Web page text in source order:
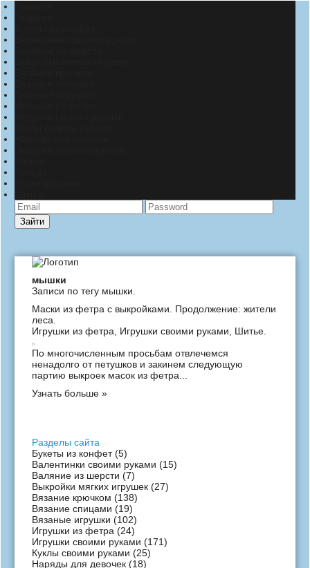
Зайти
мышки
Записи по тегу мышки.
Маски из фетра с выкройками. Продолжение: жители
леса.
Игрушки из фетра
Игрушки своими руками Шитье
По многочисленным просьбам отвлечемся
ненадолго от петушков и закинем следующую
партию выкроек масок из фетра...
Узнать больше »
Разделы сайта
Букеты из конфет(5)
Валентинки своими руками (15)
Валяние из шерсти (7)
Выкройки мягких игрушек (27)
Вязание крючком (138)
Вязание спицами (19)
Вязаные игрушки (102)
Игрушки из фетра (24)
Игрушки своими руками (171)
Куклы своими руками (25)
Наряды для девочек (18)